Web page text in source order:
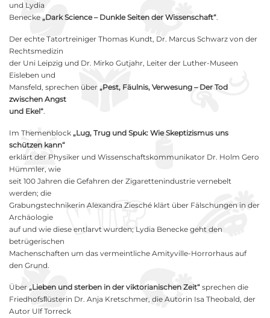
und Lydia
Benecke „Dark Science – Dunkle Seiten der Wissenschaft“.
Der echte Tatortreiniger Thomas Kundt, Dr. Marcus Schwarz von der
Rechtsmedizin
der Uni Leipzig und Dr. Mirko Gutjahr, Leiter der Luther-Museen
Eisleben und
Mansfeld, sprechen über „Pest, Fäulnis, Verwesung – Der Tod
zwischen Angst
und Ekel“.
Im Themenblock „Lug, Trug und Spuk: Wie Skeptizismus uns
schützen kann“
erklärt der Physiker und Wissenschaftskommunikator Dr. Holm Gero
Hümmler, wie
seit 100 Jahren die Gefahren der Zigarettenindustrie vernebelt
werden; die
Grabungstechnikerin Alexandra Ziesché klärt über Fälschungen in der
Archäologie
auf und wie diese entlarvt wurden; Lydia Benecke geht den
betrügerischen
Machenschaften um das vermeintliche Amityville-Horrorhaus auf
den Grund.
Über „Lieben und sterben in der viktorianischen Zeit“ sprechen die
Friedhofsﬂüsterin Dr. Anja Kretschmer, die Autorin Isa Theobald, der
Autor Ulf Torreck